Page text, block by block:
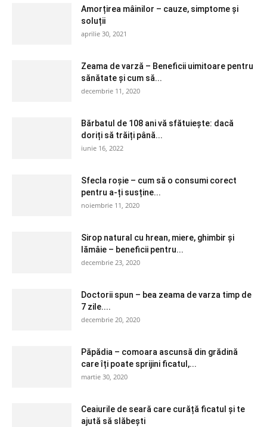
Amorțirea mâinilor – cauze, simptome și
soluții
aprilie 30, 2021
Zeama de varză – Beneficii uimitoare pentru
sănătate și cum să...
decembrie 11, 2020
Bărbatul de 108 ani vă sfătuiește: dacă
doriți să trăiți până...
iunie 16, 2022
Sfecla roșie – cum să o consumi corect
pentru a-ți susține...
noiembrie 11, 2020
Sirop natural cu hrean, miere, ghimbir și
lămâie – beneficii pentru...
decembrie 23, 2020
Doctorii spun – bea zeama de varza timp de
7 zile....
decembrie 20, 2020
Păpădia – comoara ascunsă din grădină
care îți poate sprijini ficatul,...
martie 30, 2020
Ceaiurile de seară care curăță ficatul și te
ajută să slăbești